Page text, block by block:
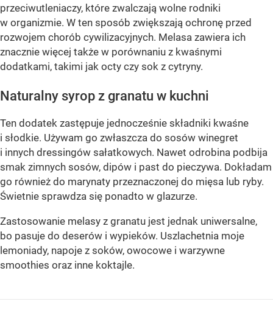
przeciwutleniaczy, które zwalczają wolne rodniki
w organizmie. W ten sposób zwiększają ochronę przed
rozwojem chorób cywilizacyjnych. Melasa zawiera ich
znacznie więcej także w porównaniu z kwaśnymi
dodatkami, takimi jak octy czy sok z cytryny.
Naturalny syrop z granatu w kuchni
Ten dodatek zastępuje jednocześnie składniki kwaśne
i słodkie. Używam go zwłaszcza do sosów winegret
i innych dressingów sałatkowych. Nawet odrobina podbija
smak zimnych sosów, dipów i past do pieczywa. Dokładam
go również do marynaty przeznaczonej do mięsa lub ryby.
Świetnie sprawdza się ponadto w glazurze.
Zastosowanie melasy z granatu jest jednak uniwersalne,
bo pasuje do deserów i wypieków. Uszlachetnia moje
lemoniady, napoje z soków, owocowe i warzywne
smoothies oraz inne koktajle.